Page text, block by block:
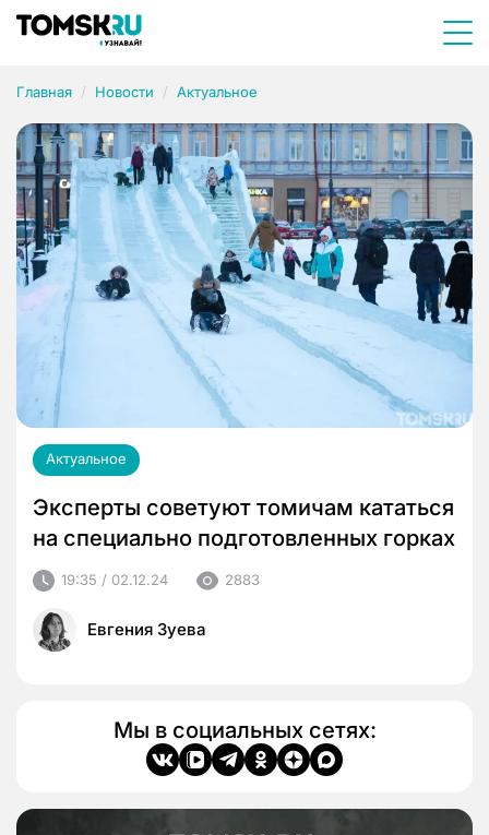
Главная Новости Актуальное
Актуальное
Эксперты советуют томичам кататься
на специально подготовленных горках
19:35 / 02.12.24 2883
Евгения Зуева
Мы в социальных сетях: